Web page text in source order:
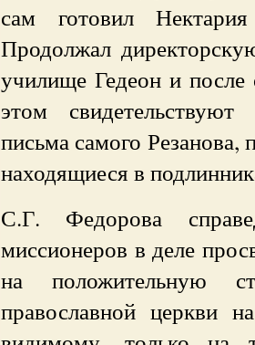
сам готовил
Продолжал
училище Гедеон и после
этом
письма самого Резанова,
находящиеся в
С.Г. Федорова
миссионеров в деле
на положительную
православной церкви